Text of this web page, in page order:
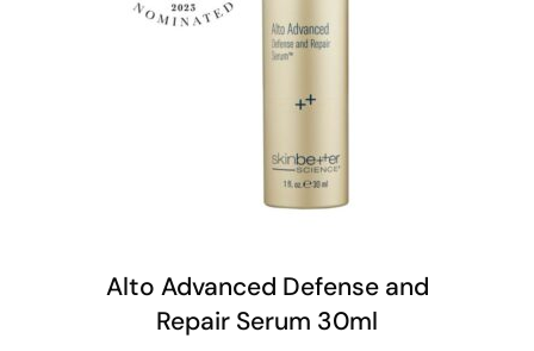
LISÄÄ OSTOSKORIIN
Alto Advanced Defense and
Repair Serum 30ml